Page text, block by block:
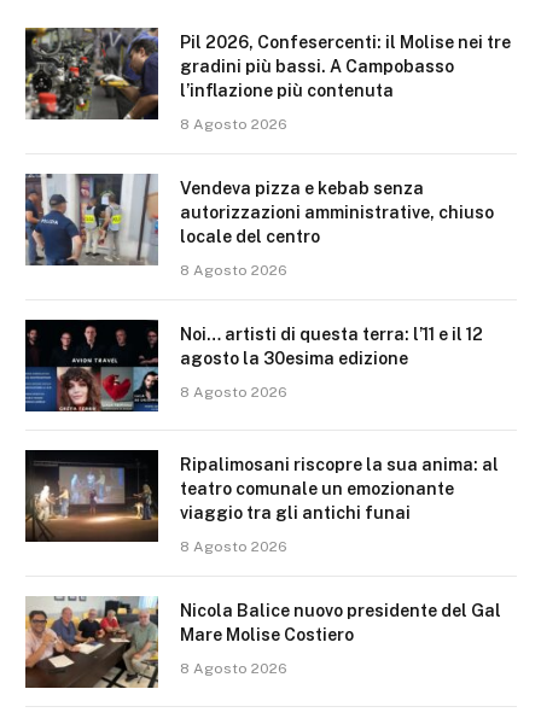
Pil 2026, Confesercenti: il Molise nei tre
gradini più bassi. A Campobasso
l’inflazione più contenuta
8 Agosto 2026
Vendeva pizza e kebab senza
autorizzazioni amministrative, chiuso
locale del centro
8 Agosto 2026
Noi… artisti di questa terra: l’11 e il 12
agosto la 30esima edizione
8 Agosto 2026
Ripalimosani riscopre la sua anima: al
teatro comunale un emozionante
viaggio tra gli antichi funai
8 Agosto 2026
Nicola Balice nuovo presidente del Gal
Mare Molise Costiero
8 Agosto 2026